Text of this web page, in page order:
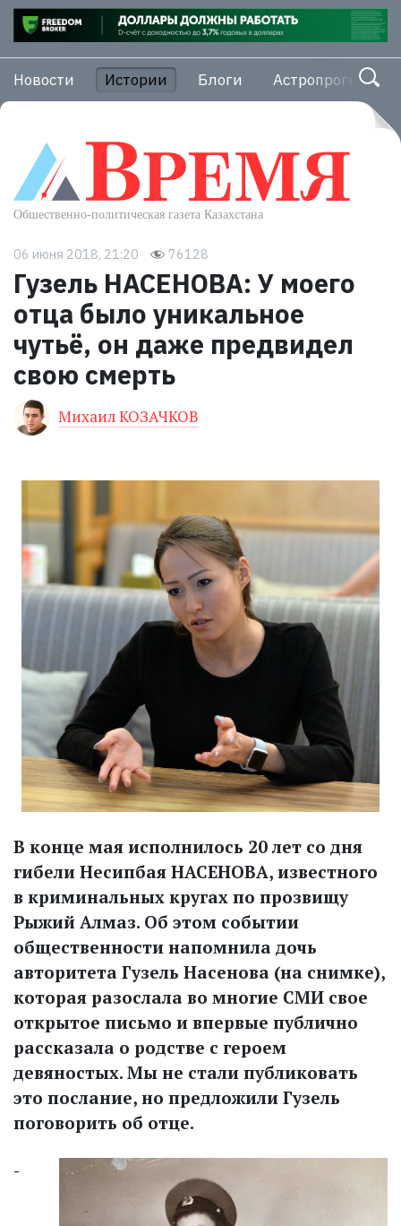
Новости Истории Блоги Астропрогноз
06 июня 2018, 21:20 76128
Гузель НАСЕНОВА: У моего
отца было уникальное
чутьё, он даже предвидел
свою смерть
Михаил КОЗАЧКОВ
В конце мая исполнилось 20 лет со дня
гибели Несипбая НАСЕНОВА, известного
в криминальных кругах по прозвищу
Рыжий Алмаз. Об этом событии
общественности напомнила дочь
авторитета Гузель Насенова (на снимке),
которая разослала во многие СМИ свое
открытое письмо и впервые публично
рассказала о родстве с героем
девяностых. Мы не стали публиковать
это послание, но предложили Гузель
поговорить об отце.
-